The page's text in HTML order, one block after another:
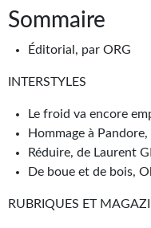
LE BLOG BIFROST
Tous les articles
La Bibliothèque orbitale
Journal d'un homme des
FORUMS
CONTACT
Nous contacter
Sommaire
Éditorial, par ORG
INTERSTYLES
Le froid va encore
Hommage à
Réduire, de Laurent
De boue et de bois,
RUBRIQUES ET